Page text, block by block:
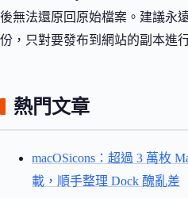
後無法還原回原始檔案。建議永
份，只對要發布到網站的副本進
熱門文章
macOSicons：超過 3 萬枚
載，順手整理 Dock 醜亂差